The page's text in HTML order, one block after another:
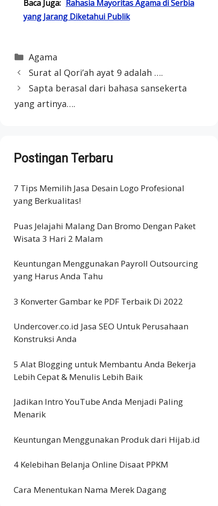
Baca Juga: Rahasia Mayoritas Agama di Serbia
yang Jarang Diketahui Publik
Categories
Agama
Surat al Qori’ah ayat 9 adalah ….
Sapta berasal dari bahasa sansekerta
yang artinya….
Postingan Terbaru
7 Tips Memilih Jasa Desain Logo Profesional
yang Berkualitas!
Puas Jelajahi Malang Dan Bromo Dengan Paket
Wisata 3 Hari 2 Malam
Keuntungan Menggunakan Payroll Outsourcing
yang Harus Anda Tahu
3 Konverter Gambar ke PDF Terbaik Di 2022
Undercover.co.id Jasa SEO Untuk Perusahaan
Konstruksi Anda
5 Alat Blogging untuk Membantu Anda Bekerja
Lebih Cepat & Menulis Lebih Baik
Jadikan Intro YouTube Anda Menjadi Paling
Menarik
Keuntungan Menggunakan Produk dari Hijab.id
4 Kelebihan Belanja Online Disaat PPKM
Cara Menentukan Nama Merek Dagang